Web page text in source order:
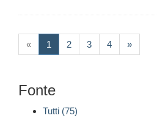
« 1 (current)
2 3 4 »
Fonte
Tutti (75)